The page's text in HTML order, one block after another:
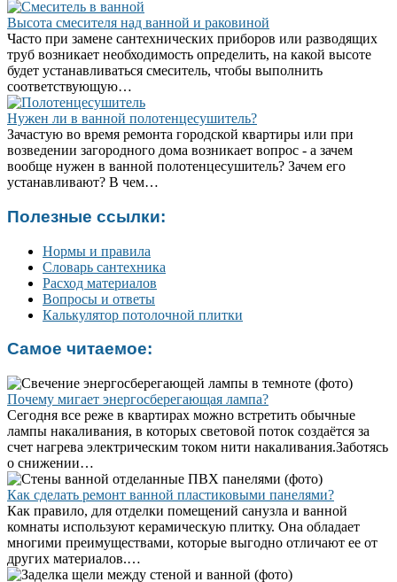
Высота смесителя над ванной и раковиной
Часто при замене сантехнических приборов или разводящих
труб возникает необходимость определить, на какой высоте
будет устанавливаться смеситель, чтобы выполнить
соответствующую…
Нужен ли в ванной полотенцесушитель?
Зачастую во время ремонта городской квартиры или при
возведении загородного дома возникает вопрос - а зачем
вообще нужен в ванной полотенцесушитель? Зачем его
устанавливают? В чем…
Полезные ссылки:
Нормы и правила
Словарь сантехника
Расход материалов
Вопросы и ответы
Калькулятор потолочной плитки
Самое читаемое:
Почему мигает энергосберегающая лампа?
Сегодня все реже в квартирах можно встретить обычные
лампы накаливания, в которых световой поток создаётся за
счет нагрева электрическим током нити накаливания.Заботясь
о снижении…
Как сделать ремонт ванной пластиковыми панелями?
Как правило, для отделки помещений санузла и ванной
комнаты используют керамическую плитку. Она обладает
многими преимуществами, которые выгодно отличают ее от
других материалов.…